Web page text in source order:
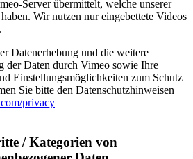
Server übermittelt, welche unserer
Wir nutzen nur eingebettete Videos
Datenerhebung und die weitere
der Daten durch Vimeo sowie Ihre
Einstellungsmöglichkeiten zum Schutz
Sie bitte den Datenschutzhinweisen
privacy
/ Kategorien von